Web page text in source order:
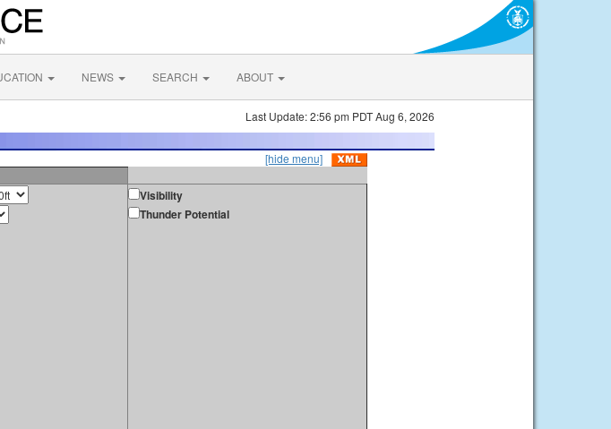
NEWS SEARCH ABOUT
Last Update: 2:56 pm PDT Aug 6, 2026
[hide menu]
Visibility
Thunder Potential